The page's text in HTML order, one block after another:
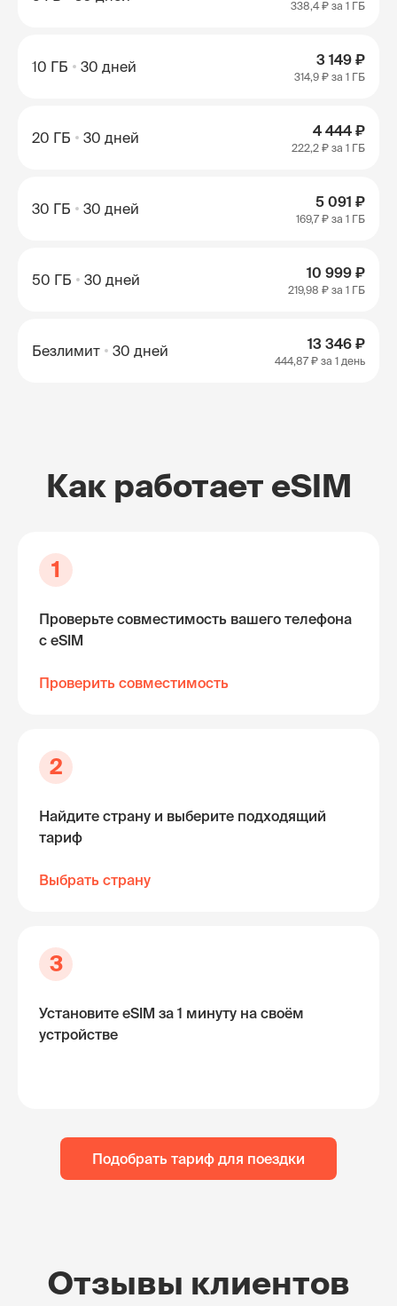
338,4 ₽ за 1 ГБ
10 ГБ 30 дней 3 149 ₽
314,9 ₽ за 1 ГБ
20 ГБ 30 дней 4 444 ₽
222,2 ₽ за 1 ГБ
30 ГБ 30 дней 5 091 ₽
169,7 ₽ за 1 ГБ
50 ГБ 30 дней 10 999 ₽
219,98 ₽ за 1 ГБ
Безлимит 30 дней 13 346 ₽
444,87 ₽ за 1 день
Как работает eSIM
1
Проверьте совместимость вашего телефона
с eSIM
Проверить совместимость
2
Найдите страну и выберите подходящий
тариф
Выбрать страну
3
Установите eSIM за 1 минуту на своём
устройстве
Подобрать тариф для поездки
Отзывы клиентов